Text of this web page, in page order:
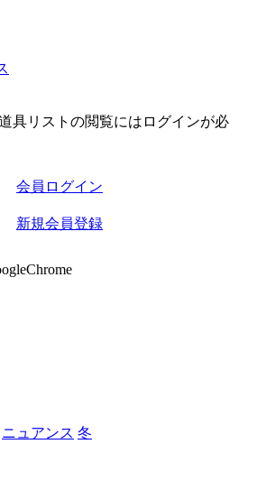
具リストの閲覧にはログインが必
会員ログイン
新規会員登録
ニュアンス 冬